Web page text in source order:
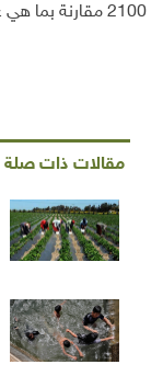
2100 مقارنة بما هي عليه الآن
مقالات ذات صلة